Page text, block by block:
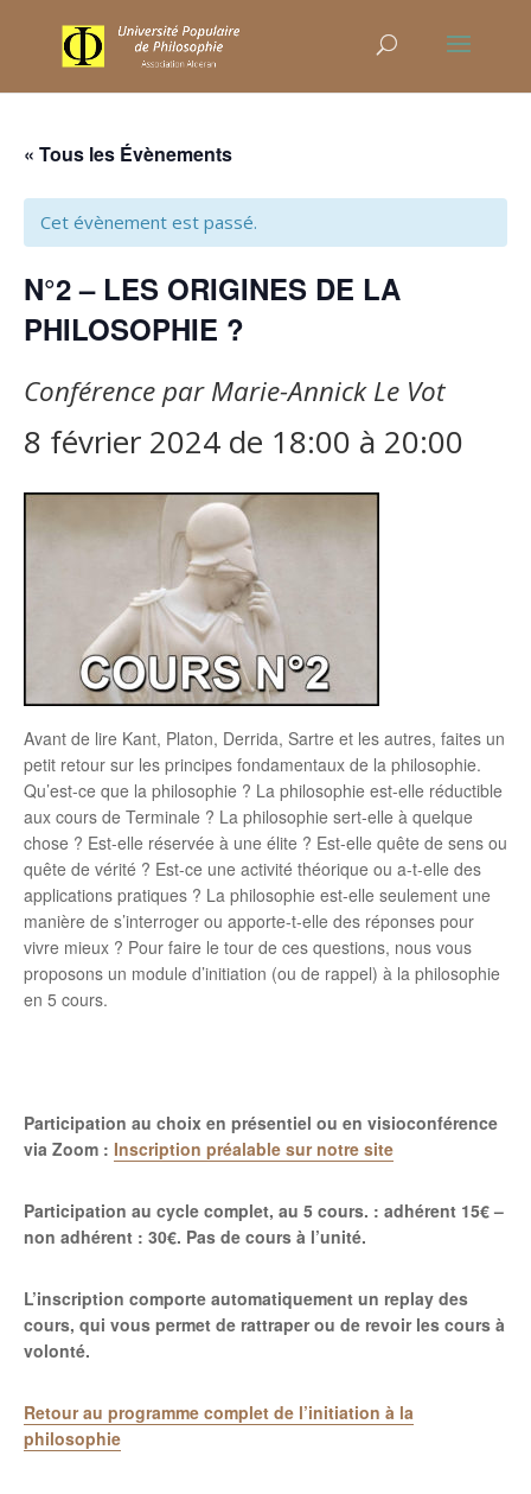
« Tous les Évènements
Cet évènement est passé.
N°2 – LES ORIGINES DE LA
PHILOSOPHIE ?
Conférence par Marie-Annick Le Vot
8 février 2024 de 18:00 à 20:00
Avant de lire Kant, Platon, Derrida, Sartre et les autres, faites un
petit retour sur les principes fondamentaux de la philosophie.
Qu’est-ce que la philosophie ? La philosophie est-elle réductible
aux cours de Terminale ? La philosophie sert-elle à quelque
chose ? Est-elle réservée à une élite ? Est-elle quête de sens ou
quête de vérité ? Est-ce une activité théorique ou a-t-elle des
applications pratiques ? La philosophie est-elle seulement une
manière de s’interroger ou apporte-t-elle des réponses pour
vivre mieux ? Pour faire le tour de ces questions, nous vous
proposons un module d’initiation (ou de rappel) à la philosophie
en 5 cours.
Participation au choix en présentiel ou en visioconférence
via Zoom : Inscription préalable sur notre site
Participation au cycle complet, au 5 cours. : adhérent 15€ –
non adhérent : 30€. Pas de cours à l’unité.
L’inscription comporte automatiquement un replay des
cours, qui vous permet de rattraper ou de revoir les cours à
volonté.
Retour au programme complet de l’initiation à la
philosophie